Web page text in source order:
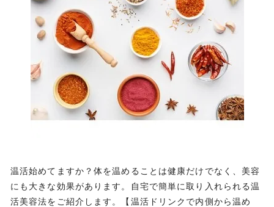
温活始めてますか？体を温めることは健康だけでなく、美容
にも大きな効果があります。自宅で簡単に取り入れられる温
活美容法をご紹介します。【温活ドリンクで内側から温め